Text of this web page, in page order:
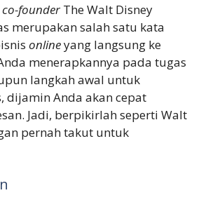
co-founderThe Walt Disney
merupakan salah satu kata
onlineyang langsung ke
menerapkannya pada tugas
langkah awal untuk
dijamin Anda akan cepat
Jadi, berpikirlah seperti Walt
pernah takut untuk